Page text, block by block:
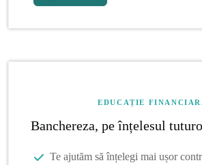
EDUCAȚIE
Banchereza, pe înțelesul
Te ajutăm să înțelegi mai ușor